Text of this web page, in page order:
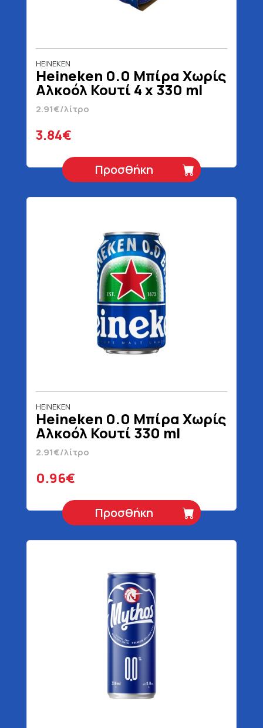
HEINEKEN
Heineken 0.0 Μπίρα Χωρίς
Αλκοόλ Κουτί 4 x 330 ml
2.91€/λίτρο
3.84€
Προσθήκη
HEINEKEN
Heineken 0.0 Μπίρα Χωρίς
Αλκοόλ Κουτί 330 ml
2.91€/λίτρο
0.96€
Προσθήκη